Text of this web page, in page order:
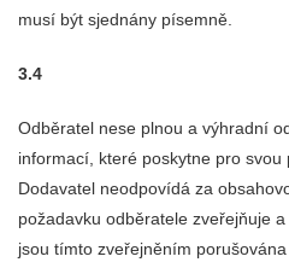
musí být sjednány písemně.
3.4
Odběratel nese plnou a výhradní
informací, které poskytne pro svou
Dodavatel neodpovídá za
požadavku odběratele zveřejňuje
jsou tímto zveřejněním